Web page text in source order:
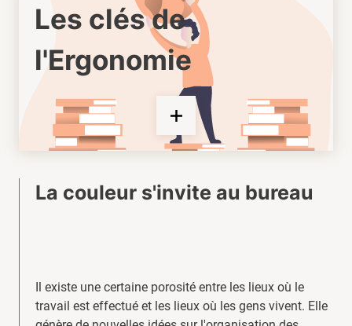
Les clés de
l'Ergonomie
La couleur s'invite au bureau
Il existe une certaine porosité entre les lieux où le
travail est effectué et les lieux où les gens vivent. Elle